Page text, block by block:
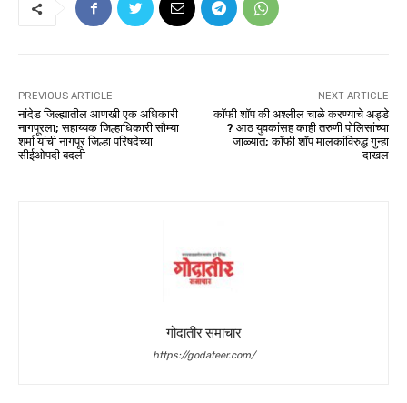
PREVIOUS ARTICLE
नांदेड जिल्ह्यातील आणखी एक अधिकारी
नागपूरला; सहाय्यक जिल्हाधिकारी सौम्या
शर्मा यांची नागपूर जिल्हा परिषदेच्या
सीईओपदी बदली
NEXT ARTICLE
कॉफी शॉप की अश्लील चाळे करण्याचे अड्डे
? आठ युवकांसह काही तरुणी पोलिसांच्या
जाळ्यात; कॉफी शॉप मालकांविरुद्ध गुन्हा
दाखल
गोदातीर समाचार
https://godateer.com/